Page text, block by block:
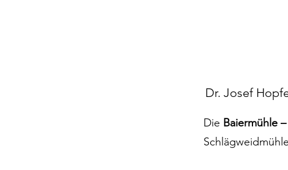
Dr. Josef
Die Baiermühle –